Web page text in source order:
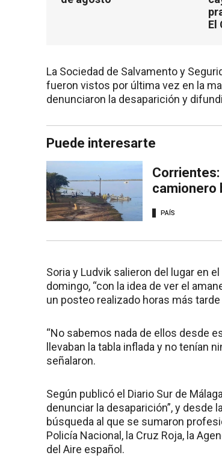
El
La Sociedad de Salvamento y
fueron vistos por última vez en la
denunciaron la desaparición y
Puede interesarte
camionero
PAÍS
Soria y Ludvik salieron del lugar en
domingo, “con la idea de ver el
un posteo realizado horas más
“No sabemos nada de ellos desde
llevaban la tabla inflada y no tenían
señalaron.
Según publicó el Diario Sur de
denunciar la desaparición”, y desde
búsqueda al que se sumaron
Policía Nacional, la Cruz Roja, la
del Aire español.